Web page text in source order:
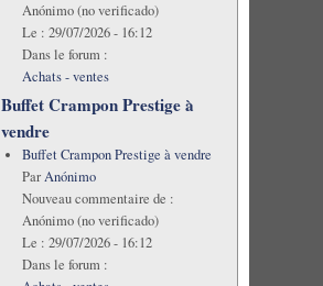
Anónimo (no verificado)
Le : 29/07/2026 - 16:12
Dans le forum :
Achats - ventes
Buffet Crampon Prestige à
vendre
Buffet Crampon Prestige à vendre
ParAnónimo
Nouveau commentaire de :
Anónimo (no verificado)
Le : 29/07/2026 - 16:12
Dans le forum :